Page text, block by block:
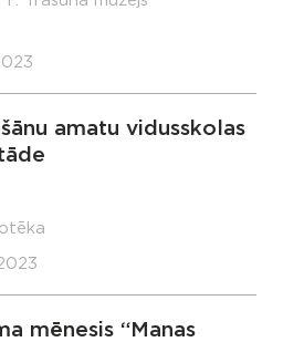
amatu vidusskolas
mēnesis “Manas